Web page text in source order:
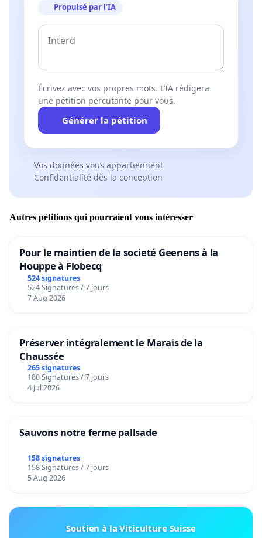
Propulsé par l’IA
Écrivez avec vos propres mots. L’IA rédigera
une pétition percutante pour vous.
Générer la pétition
Vos données vous appartiennent
Confidentialité dès la conception
Autres pétitions qui pourraient vous intéresser
Pour le maintien de la societé Geenens à la
Houppe à Flobecq
524 signatures
524 Signatures / 7 jours
7 Aug 2026
Préserver intégralement le Marais de la
Chaussée
265 signatures
180 Signatures / 7 jours
4 Jul 2026
Sauvons notre ferme pallsade
158 signatures
158 Signatures / 7 jours
5 Aug 2026
Soutien à la Viticulture Suisse